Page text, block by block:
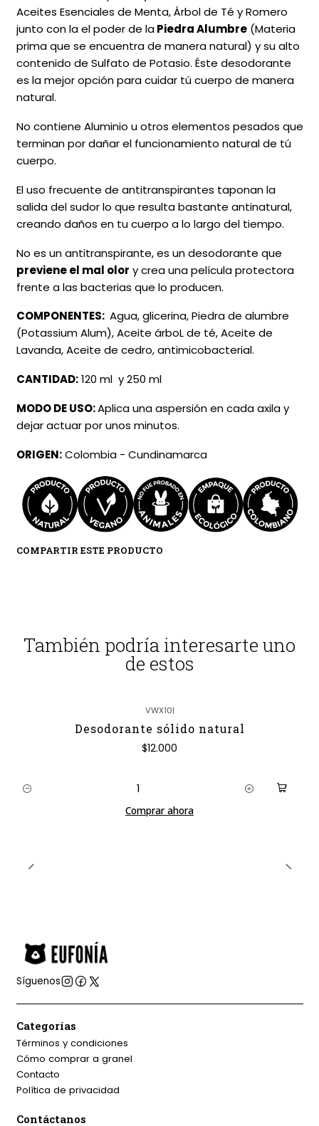
Aceites Esenciales de Menta, Árbol de Té y Romero
junto con la el poder de laPiedra Alumbre(Materia
prima que se encuentra de manera natural) y su alto
contenido de Sulfato de Potasio. Éste desodorante
es la mejor opción para cuidar tú cuerpo de manera
natural.
No contiene Aluminio u otros elementos pesados que
terminan por dañar el funcionamiento natural de tú
cuerpo.
El uso frecuente de antitranspirantes taponan la
salida del sudor lo que resulta bastante antinatural,
creando daños en tu cuerpo a lo largo del tiempo.
No es un antitranspirante, es un desodorante que
previene el mal olor y crea una película protectora
frente a las bacterias que lo producen.
COMPONENTES: Agua, glicerina, Piedra de alumbre
(Potassium Alum), Aceite árboL de té, Aceite de
Lavanda, Aceite de cedro, antimicobacterial.
CANTIDAD:120 ml y 250 ml
MODO DE USO:Aplica una aspersión en cada axila y
dejar actuar por unos minutos.
ORIGEN:Colombia - Cundinamarca
COMPARTIR ESTE PRODUCTO
También podría interesarte uno
de estos
VWX10|
Desodorante sólido natural
$12.000
Cantidad
Comprar ahora
Síguenos
Categorías
Términos y condiciones
Cómo comprar a granel
Contacto
Política de privacidad
Contáctanos